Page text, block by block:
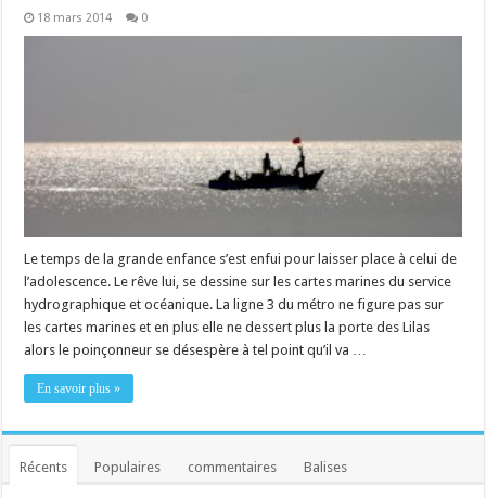
18 mars 2014 0
Le temps de la grande enfance s’est enfui pour laisser place à celui de
l’adolescence. Le rêve lui, se dessine sur les cartes marines du service
hydrographique et océanique. La ligne 3 du métro ne figure pas sur
les cartes marines et en plus elle ne dessert plus la porte des Lilas
alors le poinçonneur se désespère à tel point qu’il va …
En savoir plus »
Récents Populaires commentaires Balises